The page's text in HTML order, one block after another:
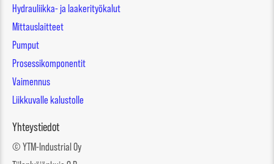
Hydrauliikka- ja laakerityökalut
Mittauslaitteet
Pumput
Prosessikomponentit
Vaimennus
Liikkuvalle kalustolle
Yhteystiedot
© YTM-Industrial Oy